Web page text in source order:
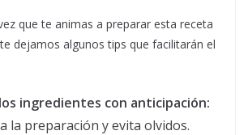
que te animas a preparar esta receta
dejamos algunos tips que facilitarán el
ingredientes con anticipación:
la preparación y evita olvidos.